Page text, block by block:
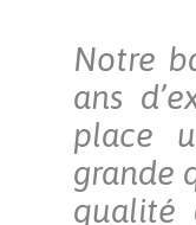
Notre
ans
place
grande
qualité